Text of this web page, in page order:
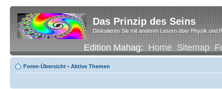
Das Prinzip des Seins
Diskutieren Sie mit anderen Lesern über Physik und
Edition Mahag:Home Sitemap
Foren-Übersicht • Aktive Themen